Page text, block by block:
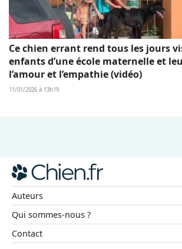
Ce chien errant rend tous les jours
enfants d’une école maternelle et
l’amour et l’empathie (vidéo)
11/01/2026 à 13h19
Auteurs
Qui sommes-nous ?
Contact